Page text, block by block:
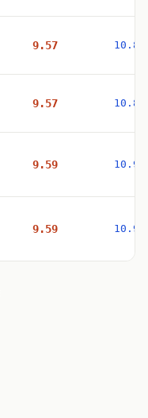
9.57 10.83
9.57 10.83
9.59 10.98
9.59 10.98